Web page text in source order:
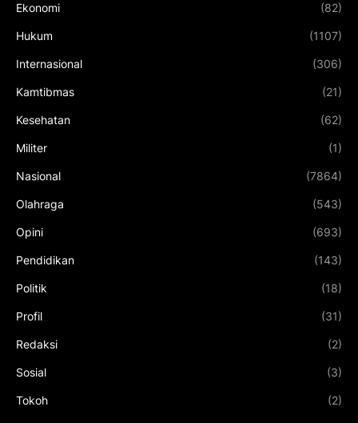
Ekonomi (82)
Hukum (1107)
Internasional (306)
Kamtibmas (21)
Kesehatan (62)
Militer (1)
Nasional (7864)
Olahraga (543)
Opini (693)
Pendidikan (143)
Politik (18)
Profil (31)
Redaksi (2)
Sosial (3)
Tokoh (2)